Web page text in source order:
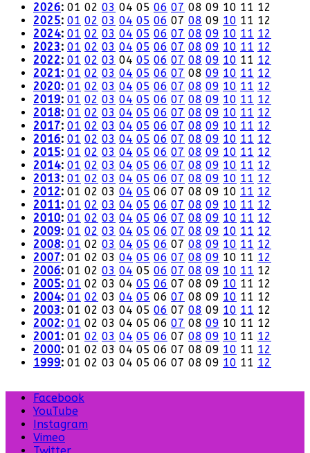
2026: 01 02 03 04 05 06 07 08 09 10 11 12
2025: 01 02 03 04 05 06 07 08 09 10 11 12
2024: 01 02 03 04 05 06 07 08 09 10 11 12
2023: 01 02 03 04 05 06 07 08 09 10 11 12
2022: 01 02 03 04 05 06 07 08 09 10 11 12
2021: 01 02 03 04 05 06 07 08 09 10 11 12
2020: 01 02 03 04 05 06 07 08 09 10 11 12
2019: 01 02 03 04 05 06 07 08 09 10 11 12
2018: 01 02 03 04 05 06 07 08 09 10 11 12
2017: 01 02 03 04 05 06 07 08 09 10 11 12
2016: 01 02 03 04 05 06 07 08 09 10 11 12
2015: 01 02 03 04 05 06 07 08 09 10 11 12
2014: 01 02 03 04 05 06 07 08 09 10 11 12
2013: 01 02 03 04 05 06 07 08 09 10 11 12
2012: 01 02 03 04 05 06 07 08 09 10 11 12
2011: 01 02 03 04 05 06 07 08 09 10 11 12
2010: 01 02 03 04 05 06 07 08 09 10 11 12
2009: 01 02 03 04 05 06 07 08 09 10 11 12
2008: 01 02 03 04 05 06 07 08 09 10 11 12
2007: 01 02 03 04 05 06 07 08 09 10 11 12
2006: 01 02 03 04 05 06 07 08 09 10 11 12
2005: 01 02 03 04 05 06 07 08 09 10 11 12
2004: 01 02 03 04 05 06 07 08 09 10 11 12
2003: 01 02 03 04 05 06 07 08 09 10 11 12
2002: 01 02 03 04 05 06 07 08 09 10 11 12
2001: 01 02 03 04 05 06 07 08 09 10 11 12
2000: 01 02 03 04 05 06 07 08 09 10 11 12
1999: 01 02 03 04 05 06 07 08 09 10 11 12
Facebook
YouTube
Instagram
Vimeo